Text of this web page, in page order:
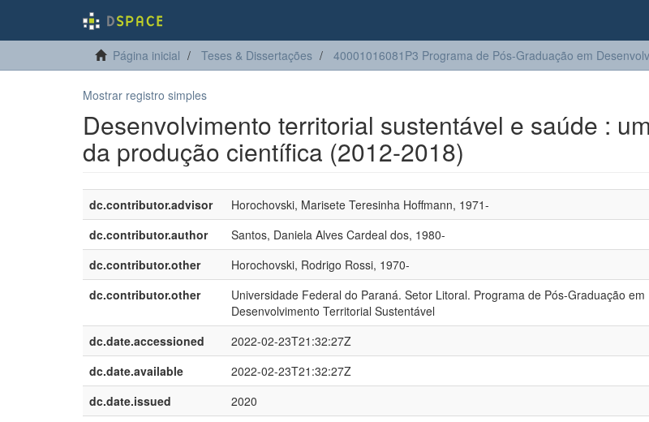
Página inicial Teses & Dissertações 40001016081P3 Programa de Pós-Graduação em
Mostrar registro simples
Desenvolvimento territorial sustentável e saúde :
da produção científica (2012-2018)
dc.contributor.advisor Horochovski, Marisete Teresinha Hoffmann, 1971-
dc.contributor.author
Santos, Daniela Alves Cardeal dos, 1980-
dc.contributor.other
Horochovski, Rodrigo Rossi, 1970-
dc.contributor.other
Universidade Federal do Paraná. Setor Litoral. Programa de Pós-Graduação em
Desenvolvimento Territorial Sustentável
dc.date.accessioned
2022-02-23T21:32:27Z
dc.date.available
2022-02-23T21:32:27Z
dc.date.issued
2020